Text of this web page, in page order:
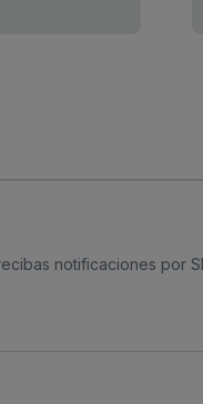
notificaciones por